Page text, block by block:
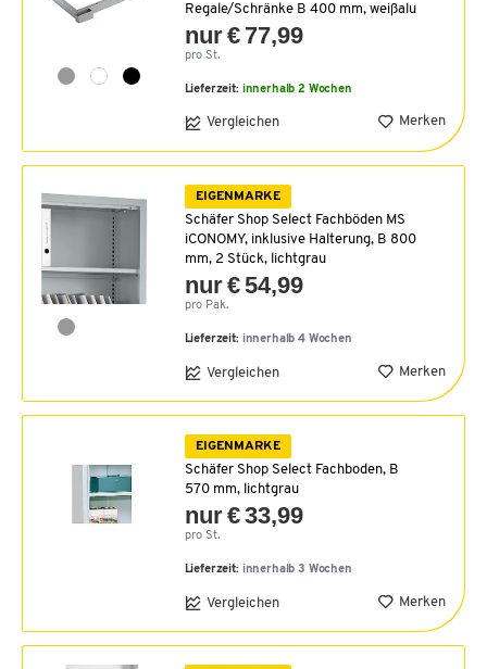
Regale/Schränke B 400 mm, weißalu
nur € 77,99
pro St.
Lieferzeit: innerhalb 2 Wochen
Vergleichen Merken
EIGENMARKE
Schäfer Shop Select Fachböden MS
iCONOMY, inklusive Halterung, B 800
mm, 2 Stück, lichtgrau
nur € 54,99
pro Pak.
Lieferzeit: innerhalb 4 Wochen
Vergleichen Merken
EIGENMARKE
Schäfer Shop Select Fachboden, B
570 mm, lichtgrau
nur € 33,99
pro St.
Lieferzeit: innerhalb 3 Wochen
Vergleichen Merken